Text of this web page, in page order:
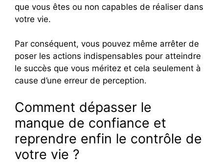
que vous êtes ou non capables de réaliser dans
votre vie.
Par conséquent, vous pouvez même arrêter de
poser les actions indispensables pour atteindre
le succès que vous méritez et cela seulement à
cause d’une erreur de perception.
Comment dépasser le
manque de confiance et
reprendre enfin le contrôle de
votre vie ?